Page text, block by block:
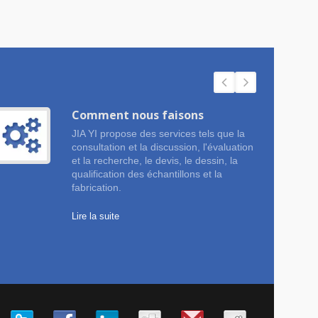
Comment nous faisons
JIA YI propose des services tels que la
consultation et la discussion, l'évaluation
et la recherche, le devis, le dessin, la
qualification des échantillons et la
fabrication.
Lire la suite